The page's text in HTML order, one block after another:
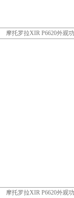
摩托罗拉XIR P6620外观
摩托罗拉XIR P6620外观